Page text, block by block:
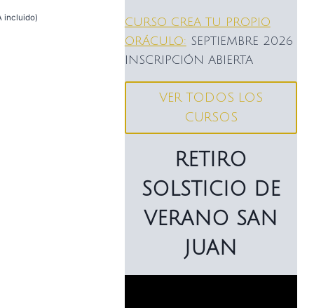
incluido)
CURSO CREA TU PROPIO
ORÁCULO: SEPTIEMBRE 2026
INSCRIPCIÓN ABIERTA
VER TODOS LOS
CURSOS
RETIRO
SOLSTICIO DE
VERANO SAN
JUAN